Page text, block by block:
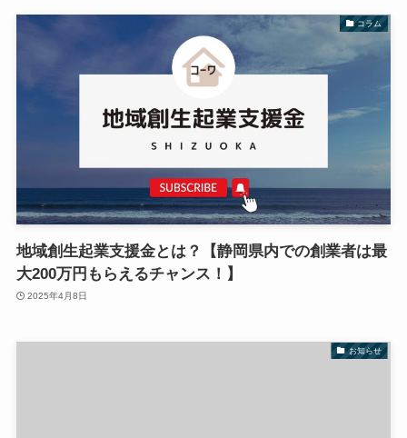
コラム
地域創生起業支援金とは？【静岡県内での創業者は最
大200万円もらえるチャンス！】
2025年4月8日
お知らせ